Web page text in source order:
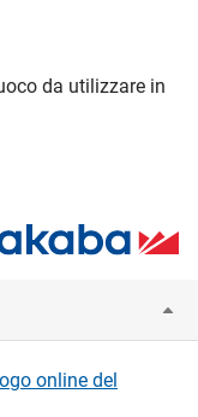
da utilizzare in
online del